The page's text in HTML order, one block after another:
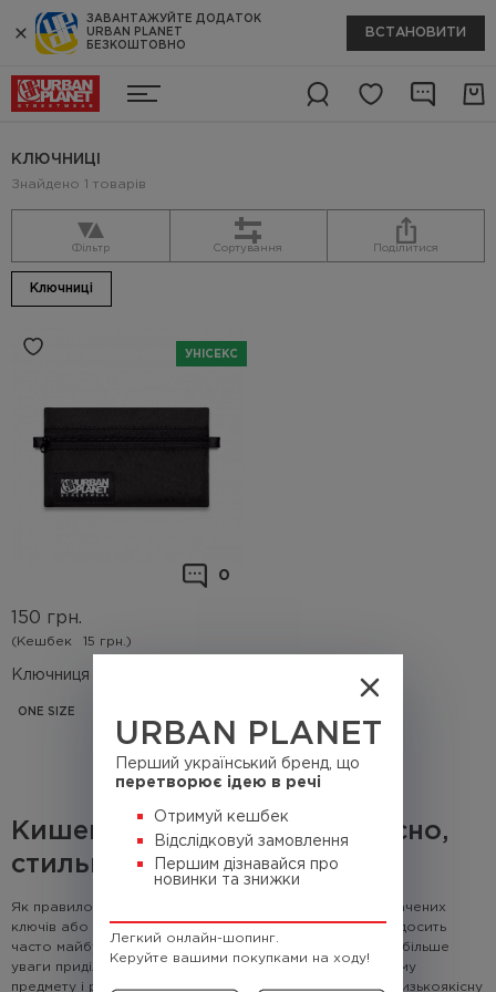
ЗАВАНТАЖУЙТЕ ДОДАТОК
URBAN PLANET
БЕЗКОШТОВНО
ВСТАНОВИТИ
URBAN PLANET
Перший український бренд, що
перетворює ідею в речі
Отримуй кешбек
Відслідковуй замовлення
Першим дізнавайся про
новинки та знижки
Легкий онлайн-шопинг.
Керуйте вашими покупками на ходу!
КЛЮЧНИЦІ
Знайдено 1 товарів
Фільтр Сортування Поділитися
Ключниці
УНІСЕКС
0
Ключниця Urban Planet Black
150 грн.
(Кешбек 15 грн.)
ONE SIZE
Кишенькові ключниці: сучасно,
стильно і зручно
Як правило, ідея придбати ключниці починається з втрачених
ключів або подряпаного екрану смартфона. На жаль, досить
часто майбутні власники цього практичного атрибута більше
уваги приділяють торговій марці виробника, а не самому
предмету і розчаровуються, коли отримують поштою низькоякісну